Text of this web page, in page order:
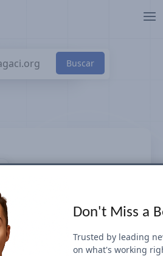
de SEO de
Don't Miss a
Trusted by leading
on what's working